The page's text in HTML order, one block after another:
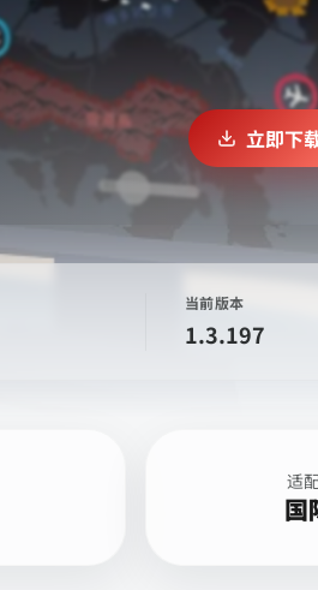
立即下
当前版本
1.3.197
适
国